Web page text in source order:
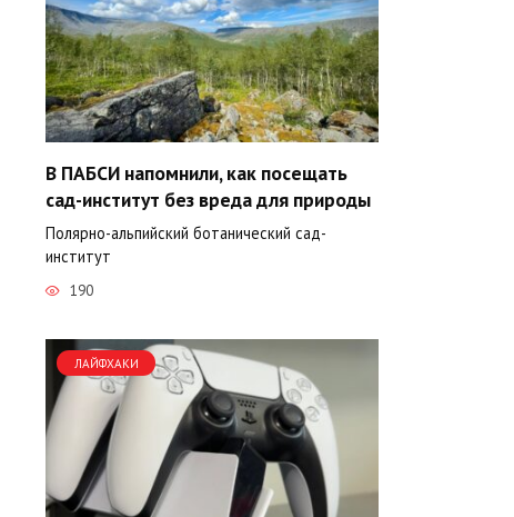
В ПАБСИ напомнили, как посещать
сад-институт без вреда для природы
Полярно-альпийский ботанический сад-
институт
190
ЛАЙФХАКИ